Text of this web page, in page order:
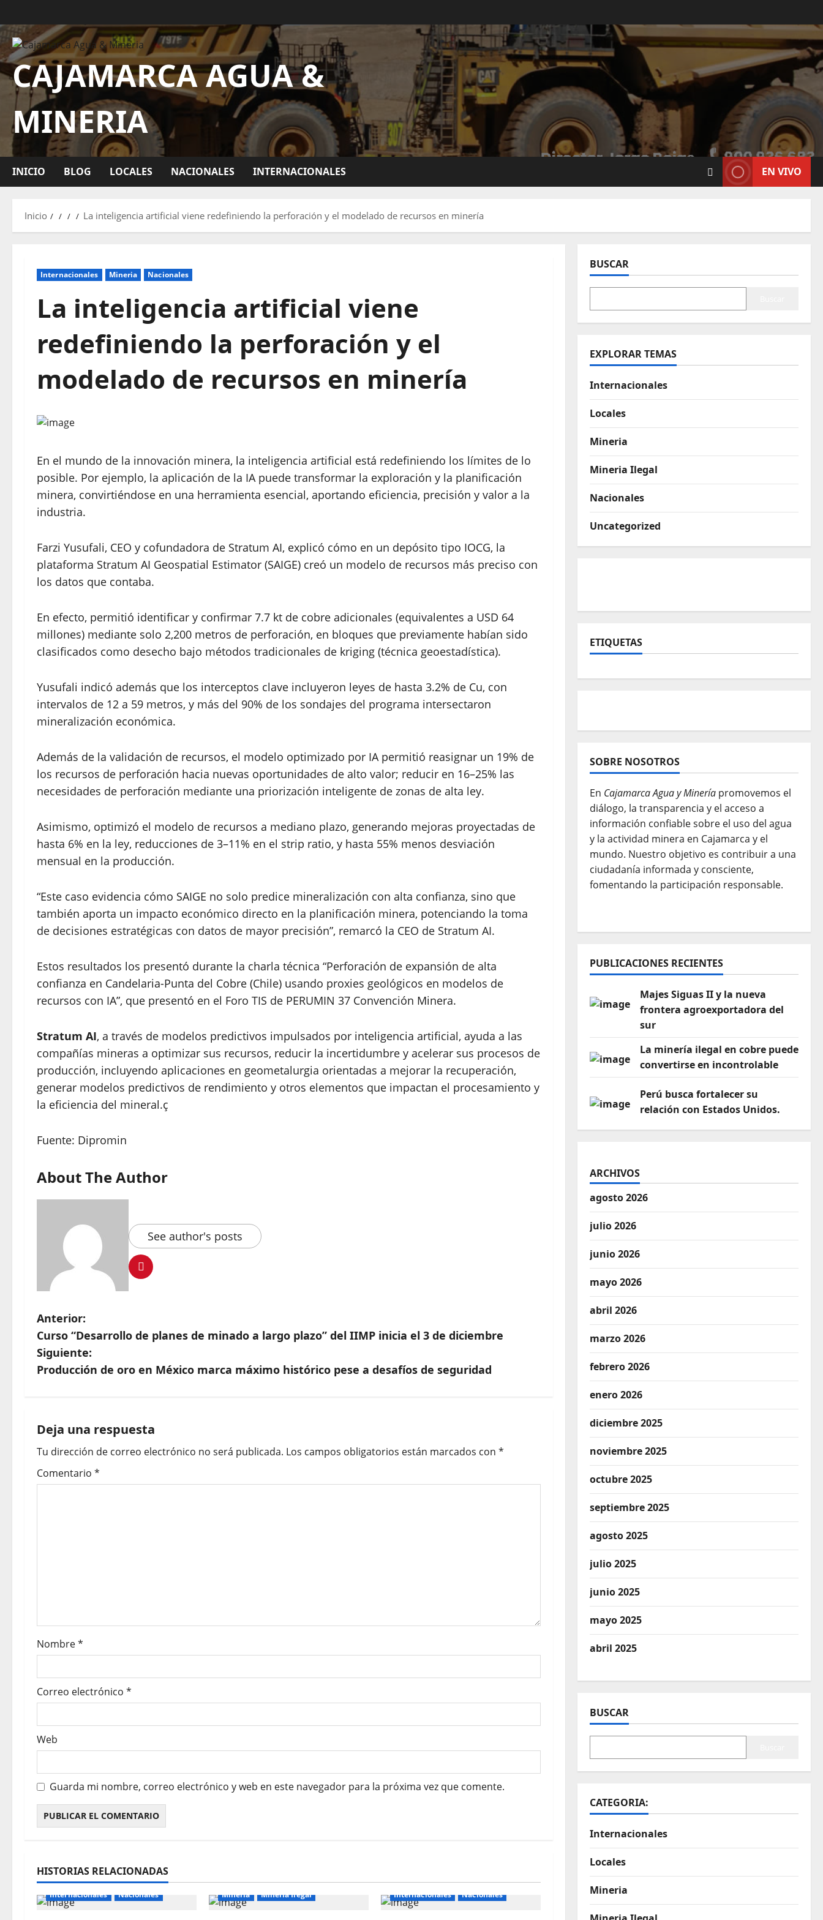
CAJAMARCA AGUA &
MINERIA
INICIO BLOG LOCALES NACIONALES INTERNACIONALES EN VIVO
Inicio La inteligencia artificial viene redefiniendo la perforación y el modelado de recursos en minería
Internacionales Mineria Nacionales
La inteligencia artificial viene
redefiniendo la perforación y el
modelado de recursos en minería
En el mundo de la innovación minera, la inteligencia artificial está redefiniendo los límites de lo
posible. Por ejemplo, la aplicación de la IA puede transformar la exploración y la planificación
minera, convirtiéndose en una herramienta esencial, aportando eficiencia, precisión y valor a la
industria.
Farzi Yusufali, CEO y cofundadora de Stratum AI, explicó cómo en un depósito tipo IOCG, la
plataforma Stratum AI Geospatial Estimator (SAIGE) creó un modelo de recursos más preciso con
los datos que contaba.
En efecto, permitió identificar y confirmar 7.7 kt de cobre adicionales (equivalentes a USD 64
millones) mediante solo 2,200 metros de perforación, en bloques que previamente habían sido
clasificados como desecho bajo métodos tradicionales de kriging (técnica geoestadística).
Yusufali indicó además que los interceptos clave incluyeron leyes de hasta 3.2% de Cu, con
intervalos de 12 a 59 metros, y más del 90% de los sondajes del programa intersectaron
mineralización económica.
Además de la validación de recursos, el modelo optimizado por IA permitió reasignar un 19% de
los recursos de perforación hacia nuevas oportunidades de alto valor; reducir en 16–25% las
necesidades de perforación mediante una priorización inteligente de zonas de alta ley.
Asimismo, optimizó el modelo de recursos a mediano plazo, generando mejoras proyectadas de
hasta 6% en la ley, reducciones de 3–11% en el strip ratio, y hasta 55% menos desviación
mensual en la producción.
“Este caso evidencia cómo SAIGE no solo predice mineralización con alta confianza, sino que
también aporta un impacto económico directo en la planificación minera, potenciando la toma
de decisiones estratégicas con datos de mayor precisión”, remarcó la CEO de Stratum AI.
Estos resultados los presentó durante la charla técnica “Perforación de expansión de alta
confianza en Candelaria-Punta del Cobre (Chile) usando proxies geológicos en modelos de
recursos con IA”, que presentó en el Foro TIS de PERUMIN 37 Convención Minera.
Stratum AI, a través de modelos predictivos impulsados por inteligencia artificial, ayuda a las
compañías mineras a optimizar sus recursos, reducir la incertidumbre y acelerar sus procesos de
producción, incluyendo aplicaciones en geometalurgia orientadas a mejorar la recuperación,
generar modelos predictivos de rendimiento y otros elementos que impactan el procesamiento y
la eficiencia del mineral.ç
Fuente: Dipromin
About The Author
See author's posts
Anterior:
Curso “Desarrollo de planes de minado a largo plazo” del IIMP inicia el 3 de diciembre
Siguiente:
Producción de oro en México marca máximo histórico pese a desafíos de seguridad
Deja una respuesta
Tu dirección de correo electrónico no será publicada. Los campos obligatorios están marcados con *
Comentario *
Nombre*
Correo electrónico *
Web
Guarda mi nombre, correo electrónico y web en este navegador para la próxima vez que comente.
HISTORIAS RELACIONADAS
Internacionales Nacionales Mineria Mineria Ilegal Internacionales Nacionales
BUSCAR
EXPLORAR TEMAS
Internacionales
Locales
Mineria
Mineria Ilegal
Nacionales
Uncategorized
ETIQUETAS
SOBRE NOSOTROS
En Cajamarca Agua y Mineríapromovemos el
diálogo, la transparencia y el acceso a
información confiable sobre el uso del agua
y la actividad minera en Cajamarca y el
mundo. Nuestro objetivo es contribuir a una
ciudadanía informada y consciente,
fomentando la participación responsable.
PUBLICACIONES RECIENTES
Majes Siguas II y la nueva
frontera agroexportadora del
sur
La minería ilegal en cobre puede
convertirse en incontrolable
Perú busca fortalecer su
relación con Estados Unidos.
ARCHIVOS
agosto 2026
julio 2026
junio 2026
mayo 2026
abril 2026
marzo 2026
febrero 2026
enero 2026
diciembre 2025
noviembre 2025
octubre 2025
septiembre 2025
agosto 2025
julio 2025
junio 2025
mayo 2025
abril 2025
BUSCAR
CATEGORIA:
Internacionales
Locales
Mineria